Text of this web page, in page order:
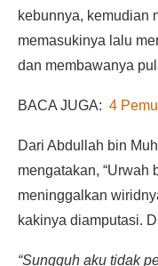
kebunnya, kemudian
memasukinya lalu
dan membawanya
BACA JUGA: 4
Dari Abdullah bin
mengatakan, “Urwah
meninggalkan
kakinya diamputasi.
“Sungguh aku tidak